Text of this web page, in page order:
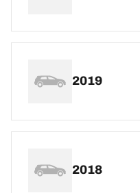
2019
2018